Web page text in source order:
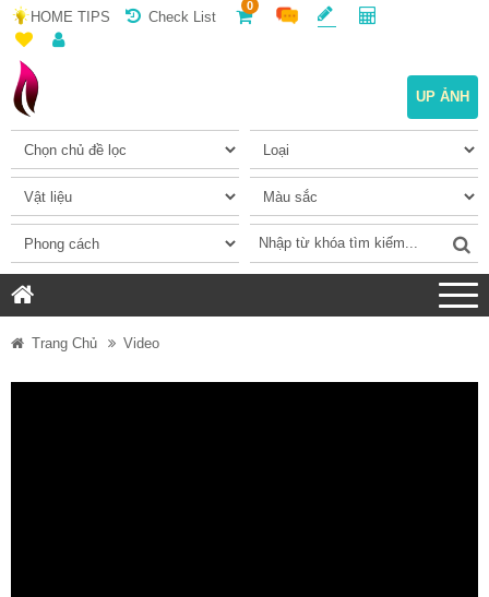
HOME TIPS Check List
0
UP ẢNH
Trang Chủ Video